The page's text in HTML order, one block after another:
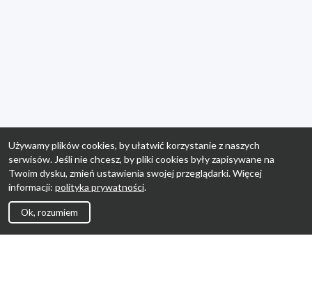
Używamy plików cookies, by ułatwić korzystanie z naszych
serwisów. Jeśli nie chcesz, by pliki cookies były zapisywane na
Twoim dysku, zmień ustawienia swojej przeglądarki. Więcej
informacji: polityka prywatności.
Ok, rozumiem